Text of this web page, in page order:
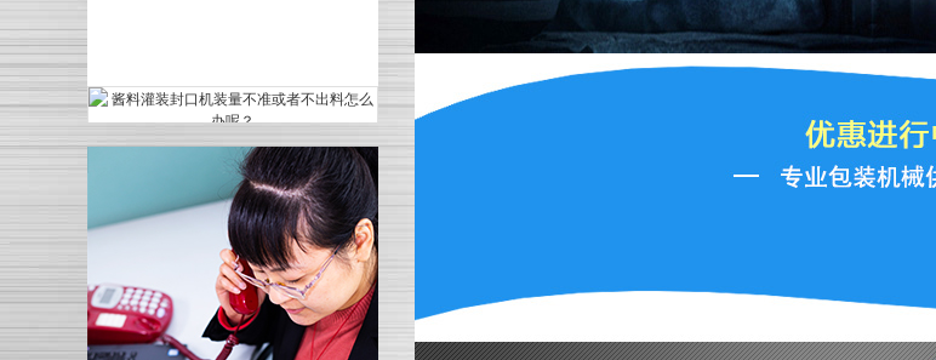
酱料灌装封口机装量不准或者不出料怎么办呢？
咖啡胶囊自动灌装封口机操作时的注意事项有哪些呢？